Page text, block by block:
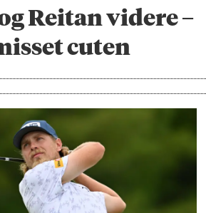
Reitan videre –
cuten